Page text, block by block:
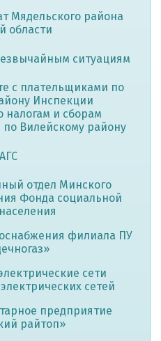
Мядельского района
области
ситуациям
с плательщиками по
Инспекции
налогам и сборам
по Вилейскому району
отдел Минского
Фонда социальной
филиала ПУ
сети
сетей
предприятие
райтоп»